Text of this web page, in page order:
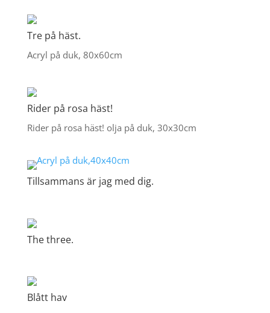
Tre på häst.
Acryl på duk, 80x60cm
Rider på rosa häst!
Rider på rosa häst! olja på duk, 30x30cm
Tillsammans är jag med dig.
The three.
Blått hav